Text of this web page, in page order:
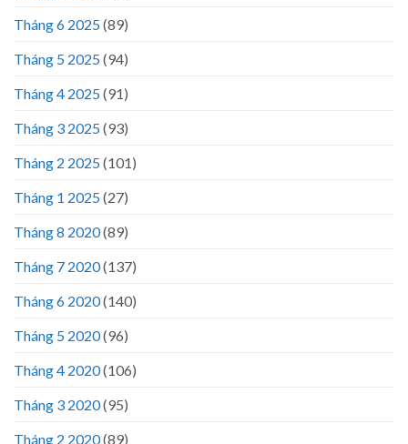
Tháng 6 2025(89)
Tháng 5 2025(94)
Tháng 4 2025(91)
Tháng 3 2025(93)
Tháng 2 2025(101)
Tháng 1 2025(27)
Tháng 8 2020(89)
Tháng 7 2020(137)
Tháng 6 2020(140)
Tháng 5 2020(96)
Tháng 4 2020(106)
Tháng 3 2020(95)
Tháng 2 2020(89)